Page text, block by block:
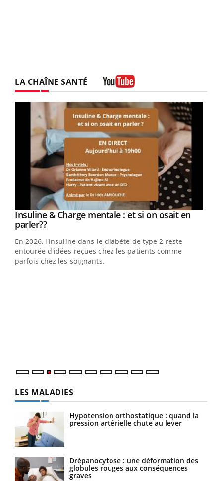
LA CHAÎNE SANTÉ
Youtube
Insuline & Charge mentale : et si on osait en
parler??Youtube
En 2026, l'insuline dans le diabète de type 2 reste
entourée d'idées reçues chez les patients comme
parfois chez les soignants.
LES MALADIES
Hypotension orthostatique : quand la
pression artérielle chute au lever
Drépanocytose : une déformation des
globules rouges aux conséquences
graves